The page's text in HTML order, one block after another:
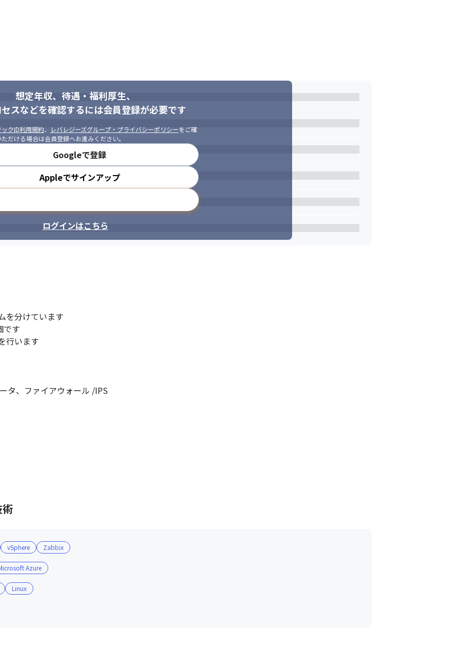
想定年収、待遇・福利厚生、
スなどを確認するには会員登録が必要です
クID利用規約、 レバレジーズグループ・プライバシーポリシーをご確
だける場合は会員登録へお進みください。
Googleで登録
Appleでサインアップ
ログインはこちら
を分けています
です
行います
タ、ファイアウォール /IPS​
vSphere Zabbix
Azure
Linux